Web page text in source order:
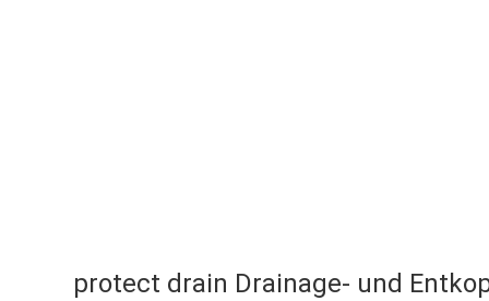
protect drain Drainage- und